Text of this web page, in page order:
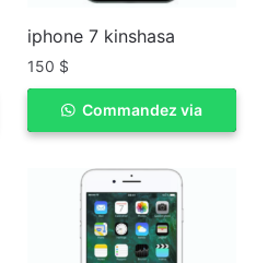
iphone 7 kinshasa
150 $
ACHETER
Commandez via